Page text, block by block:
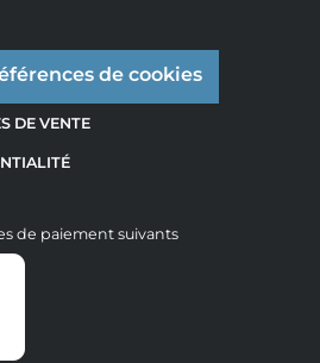
de cookies
DE VENTE
de paiement suivants